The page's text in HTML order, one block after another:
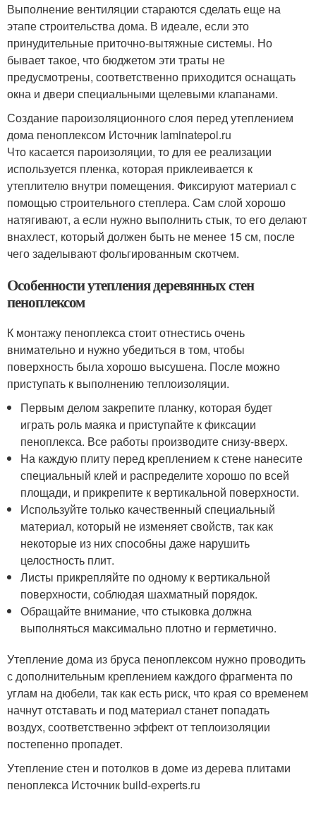
Выполнение вентиляции стараются сделать еще на
этапе строительства дома. В идеале, если это
принудительные приточно-вытяжные системы. Но
бывает такое, что бюджетом эти траты не
предусмотрены, соответственно приходится оснащать
окна и двери специальными щелевыми клапанами.
Создание пароизоляционного слоя перед утеплением
дома пеноплексом Источник laminatepol.ru
Что касается пароизоляции, то для ее реализации
используется пленка, которая приклеивается к
утеплителю внутри помещения. Фиксируют материал с
помощью строительного степлера. Сам слой хорошо
натягивают, а если нужно выполнить стык, то его делают
внахлест, который должен быть не менее 15 см, после
чего заделывают фольгированным скотчем.
Особенности утепления деревянных стен
пеноплексом
К монтажу пеноплекса стоит отнестись очень
внимательно и нужно убедиться в том, чтобы
поверхность была хорошо высушена. После можно
приступать к выполнению теплоизоляции.
Первым делом закрепите планку, которая будет
играть роль маяка и приступайте к фиксации
пеноплекса. Все работы производите снизу-вверх.
На каждую плиту перед креплением к стене нанесите
специальный клей и распределите хорошо по всей
площади, и прикрепите к вертикальной поверхности.
Используйте только качественный специальный
материал, который не изменяет свойств, так как
некоторые из них способны даже нарушить
целостность плит.
Листы прикрепляйте по одному к вертикальной
поверхности, соблюдая шахматный порядок.
Обращайте внимание, что стыковка должна
выполняться максимально плотно и герметично.
Утепление дома из бруса пеноплексом нужно проводить
с дополнительным креплением каждого фрагмента по
углам на дюбели, так как есть риск, что края со временем
начнут отставать и под материал станет попадать
воздух, соответственно эффект от теплоизоляции
постепенно пропадет.
Утепление стен и потолков в доме из дерева плитами
пеноплекса Источник build-experts.ru